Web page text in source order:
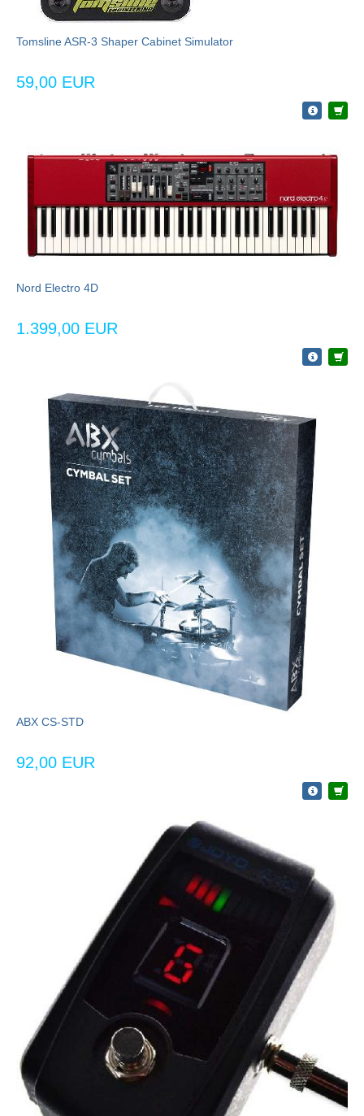
Tomsline ASR-3 Shaper Cabinet Simulator
59,00 EUR
Nord Electro 4D
1.399,00 EUR
ABX CS-STD
92,00 EUR